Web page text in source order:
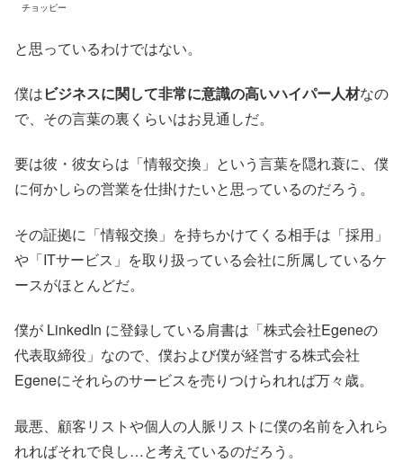
チョッピー
と思っているわけではない。
僕はビジネスに関して非常に意識の高いハイパー人材なの
で、その言葉の裏くらいはお見通しだ。
要は彼・彼女らは「情報交換」という言葉を隠れ蓑に、僕
に何かしらの営業を仕掛けたいと思っているのだろう。
その証拠に「情報交換」を持ちかけてくる相手は「採用」
や「ITサービス」を取り扱っている会社に所属しているケ
ースがほとんどだ。
僕が LinkedIn に登録している肩書は「株式会社Egeneの
代表取締役」なので、僕および僕が経営する株式会社
Egeneにそれらのサービスを売りつけられれば万々歳。
最悪、顧客リストや個人の人脈リストに僕の名前を入れら
れればそれで良し…と考えているのだろう。